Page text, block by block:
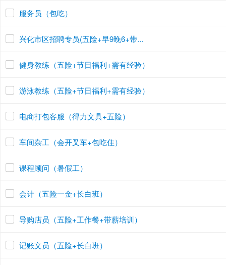
服务员（包吃）
兴化市区招聘专员(五险+早9晚6+带...
健身教练（五险+节日福利+需有经验）
游泳教练（五险+节日福利+需有经验）
电商打包客服（得力文具+五险）
车间杂工（会开叉车+包吃住）
课程顾问（暑假工）
会计（五险一金+长白班）
导购店员（五险+工作餐+带薪培训）
记账文员（五险+长白班）